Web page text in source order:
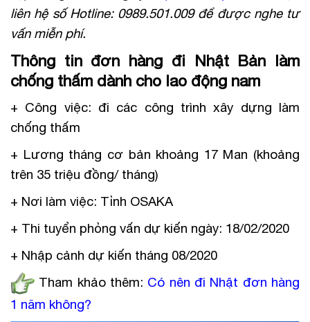
liên hệ số Hotline: 0989.501.009 để được nghe tư
vấn miễn phí.
Thông tin đơn hàng đi Nhật Bản làm
chống thấm dành cho lao động nam
+ Công việc: đi các công trình xây dựng làm
chống thấm
+ Lương tháng cơ bản khoảng 17 Man (khoảng
trên 35 triệu đồng/ tháng)
+ Nơi làm việc: Tỉnh OSAKA
+ Thi tuyển phỏng vấn dự kiến ngày: 18/02/2020
+ Nhập cảnh dự kiến tháng 08/2020
Tham khảo thêm: Có nên đi Nhật đơn hàng
1 năm không?